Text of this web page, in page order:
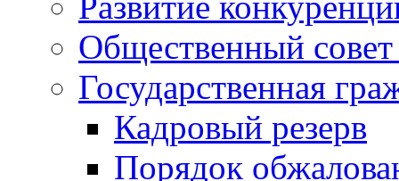
Общественный совет
Государственная
Кадровый резерв
Порядок